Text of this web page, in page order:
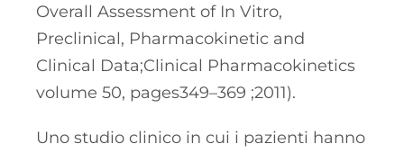
Overall Assessment of In Vitro,
Preclinical, Pharmacokinetic and
Clinical Data;Clinical Pharmacokinetics
volume 50, pages349–369 ;2011).
Uno studio clinico in cui i pazienti hanno